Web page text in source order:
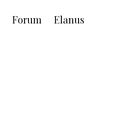
Forum Elanus